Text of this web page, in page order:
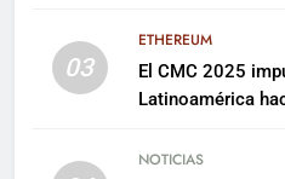
03
ETHEREUM
El CMC 2025
Latinoamérica
NOTICIAS